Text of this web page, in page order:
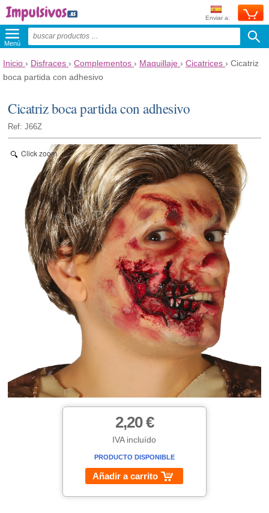
Enviar a:
Menú
Inicio › Disfraces › Complementos › Maquillaje › Cicatrices › Cicatriz
boca partida con adhesivo
Cicatriz boca partida con adhesivo
Ref: J66Z
Click zoom
2,20 €
IVA incluído
PRODUCTO DISPONIBLE
Añadir a carrito